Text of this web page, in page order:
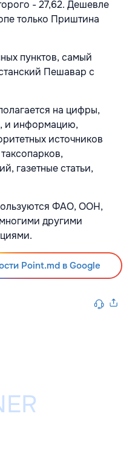
- 27,62. Дешевле
только Приштина
пунктов, самый
Пешавар с
на цифры,
и информацию,
источников
газетные статьи,
ФАО, ООН,
другими
Point.md в Google